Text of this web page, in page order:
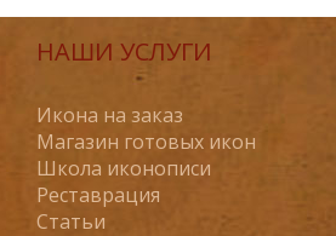
НАШИ УСЛУГИ
Икона на заказ
Магазин готовых икон
Школа иконописи
Реставрация
Статьи